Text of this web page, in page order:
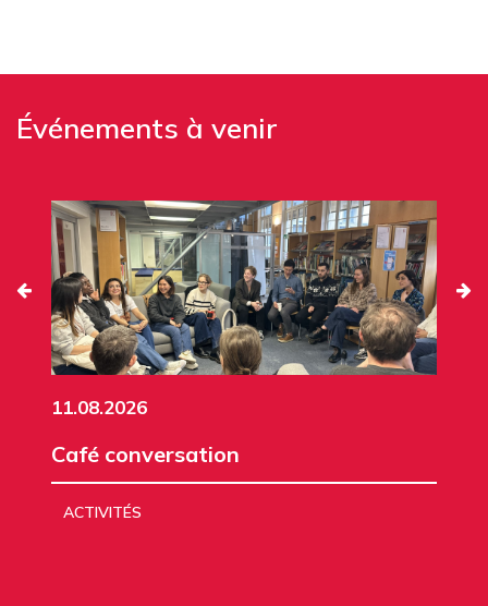
Événements à venir
11.08.2026
Café conversation
ACTIVITÉS